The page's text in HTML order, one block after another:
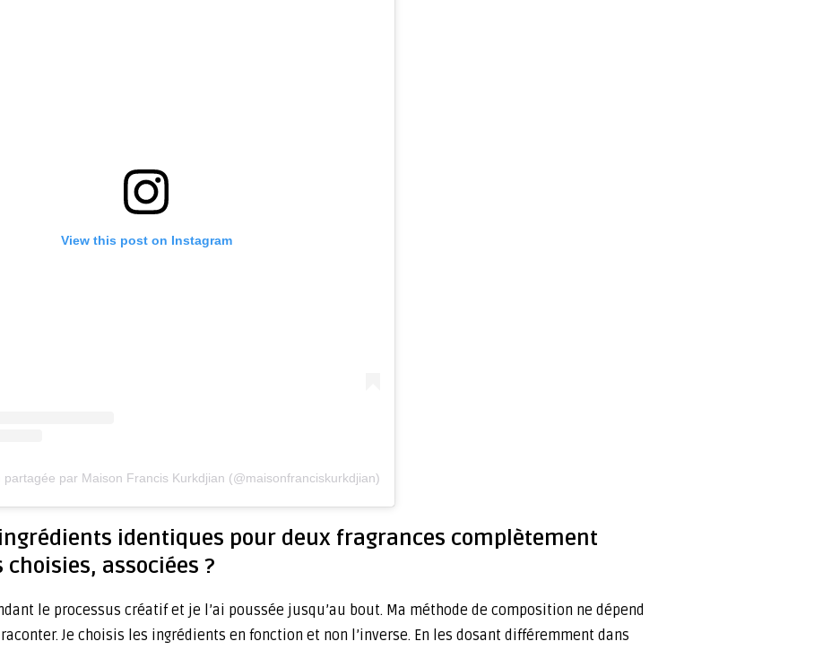
View this post on Instagram
partagée par Maison Francis Kurkdjian (@maisonfranciskurkdjian)
identiques pour deux fragrances complètement
associées ?
le processus créatif et je l’ai poussée jusqu’au bout. Ma méthode de composition ne dépend
Je choisis les ingrédients en fonction et non l’inverse. En les dosant différemment dans